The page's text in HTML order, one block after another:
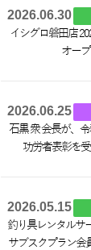
2026.06.30
イシグロ磐田店
オープ
2026.06.25
石黒 衆 会長が、
功労者表彰を
2026.05.15
釣り具レンタルサ
サブスクプラン会